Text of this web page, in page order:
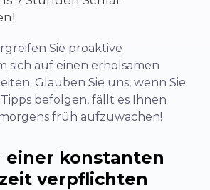
Sie proaktive
sich auf einen erholsamen
Glauben Sie uns, wenn Sie
befolgen, fällt es Ihnen
früh aufzuwachen!
einer konstanten
verpflichten